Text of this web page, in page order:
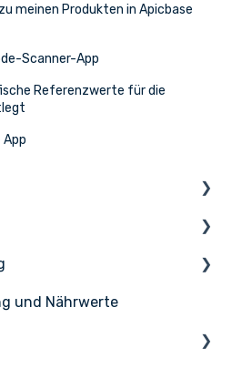
meinen Produkten in Apicbase
Scanner-App
Referenzwerte für die
App
und Nährwerte